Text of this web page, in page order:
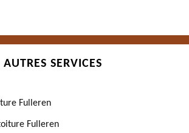
AUTRES SERVICES
Fulleren
Fulleren